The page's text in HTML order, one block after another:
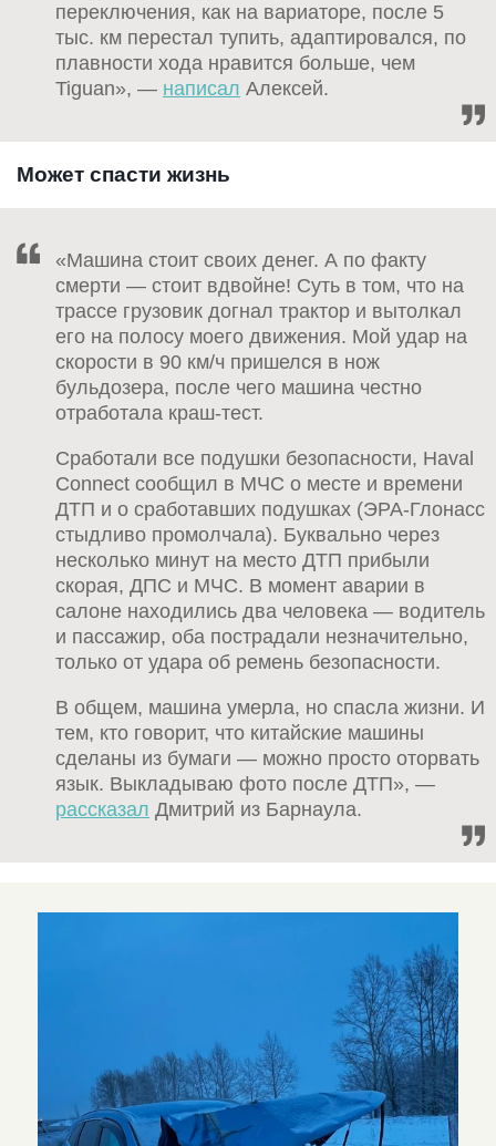
переключения, как на вариаторе, после 5
тыс. км перестал тупить, адаптировался, по
плавности хода нравится больше, чем
Tiguan», — написал Алексей.
Может спасти жизнь
«Машина стоит своих денег. А по факту
смерти — стоит вдвойне! Суть в том, что на
трассе грузовик догнал трактор и вытолкал
его на полосу моего движения. Мой удар на
скорости в 90 км/ч пришелся в нож
бульдозера, после чего машина честно
отработала краш-тест.
Сработали все подушки безопасности, Haval
Connect сообщил в МЧС о месте и времени
ДТП и о сработавших подушках (ЭРА-Глонасс
стыдливо промолчала). Буквально через
несколько минут на место ДТП прибыли
скорая, ДПС и МЧС. В момент аварии в
салоне находились два человека — водитель
и пассажир, оба пострадали незначительно,
только от удара об ремень безопасности.
В общем, машина умерла, но спасла жизни. И
тем, кто говорит, что китайские машины
сделаны из бумаги — можно просто оторвать
язык. Выкладываю фото после ДТП», —
рассказал Дмитрий из Барнаула.